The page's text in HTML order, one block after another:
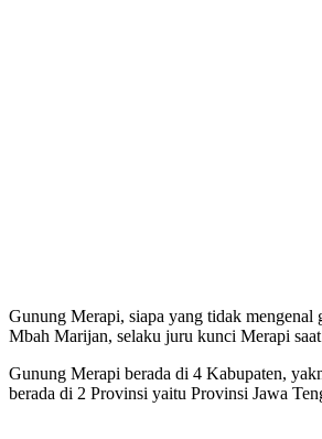
Gunung Merapi, siapa yang tidak
Mbah Marijan, selaku juru kunci Merapi
Gunung Merapi berada di 4 Kabupaten,
berada di 2 Provinsi yaitu Provinsi Jawa